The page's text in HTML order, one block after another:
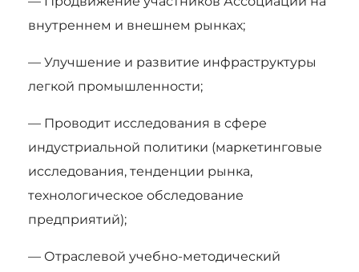
внутреннем и внешнем рынках;
— Улучшение и развитие инфраструктуры
легкой промышленности;
— Проводит исследования в сфере
индустриальной политики (маркетинговые
исследования, тенденции рынка,
технологическое обследование
предприятий);
— Отраслевой учебно-методический